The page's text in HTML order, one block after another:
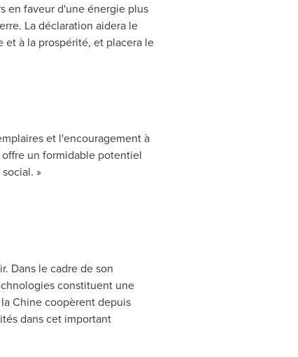
en faveur d'une énergie plus
La déclaration aidera le
à la prospérité, et placera le
et l'encouragement à
un formidable potentiel
»
Dans le cadre de son
constituent une
Chine coopèrent depuis
dans cet important